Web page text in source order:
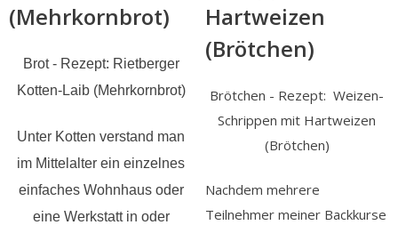
(Mehrkornbrot)
Brot - Rezept: Rietberger
Kotten-Laib (Mehrkornbrot)
Unter Kotten verstand man
im Mittelalter ein einzelnes
einfaches Wohnhaus oder
eine Werkstatt in oder
Hartweizen
(Brötchen)
Brötchen - Rezept: Weizen-
Schrippen mit Hartweizen
(Brötchen)
Nachdem mehrere
Teilnehmer meiner Backkurse